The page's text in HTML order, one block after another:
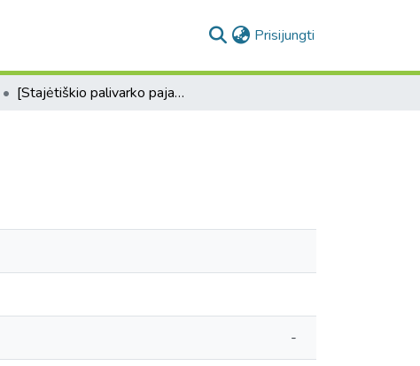
Prisijungti
[Stajėtiškio palivarko pajamų ir išlaidų apyskaita].
-